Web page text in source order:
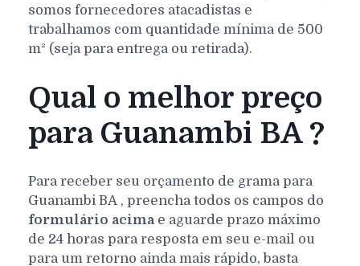
somos fornecedores atacadistas e
trabalhamos com quantidade mínima de 500
m² (seja para entrega ou retirada).
Qual o melhor preço
para Guanambi BA ?
Para receber seu orçamento de grama para
Guanambi BA , preencha todos os campos do
formulário acima e aguarde prazo máximo
de 24 horas para resposta em seu e-mail ou
para um retorno ainda mais rápido, basta